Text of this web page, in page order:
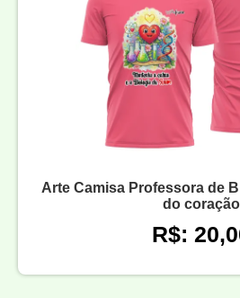
Arte Camisa Professora de
do coração
R$: